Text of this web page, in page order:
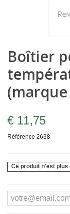
Boîtier
€ 11,75
Référence 2638
Ce produit n'est plus